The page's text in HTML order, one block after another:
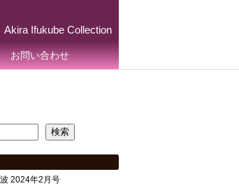
Akira Ifukube Collection
お問い合わせ
検索
2024年2月号